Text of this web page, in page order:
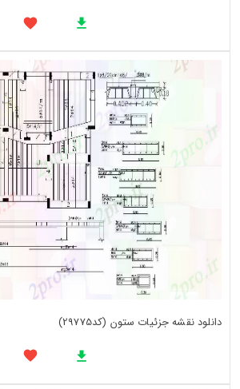
دانلود نقشه جزئیات ستون (کد29775)